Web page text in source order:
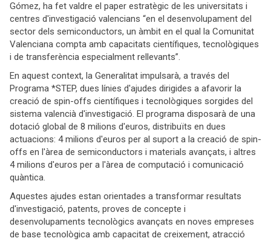
Gómez, ha fet valdre el paper estratègic de les universitats i
centres d'investigació valencians “en el desenvolupament del
sector dels semiconductors, un àmbit en el qual la Comunitat
Valenciana compta amb capacitats científiques, tecnològiques
i de transferència especialment rellevants”.
En aquest context, la Generalitat impulsarà, a través del
Programa *STEP, dues línies d'ajudes dirigides a afavorir la
creació de spin-offs científiques i tecnològiques sorgides del
sistema valencià d'investigació. El programa disposarà de una
dotació global de 8 milions d'euros, distribuïts en dues
actuacions: 4 milions d'euros per al suport a la creació de spin-
offs en l'àrea de semiconductors i materials avançats, i altres
4 milions d'euros per a l'àrea de computació i comunicació
quàntica.
Aquestes ajudes estan orientades a transformar resultats
d'investigació, patents, proves de concepte i
desenvolupaments tecnològics avançats en noves empreses
de base tecnològica amb capacitat de creixement, atracció